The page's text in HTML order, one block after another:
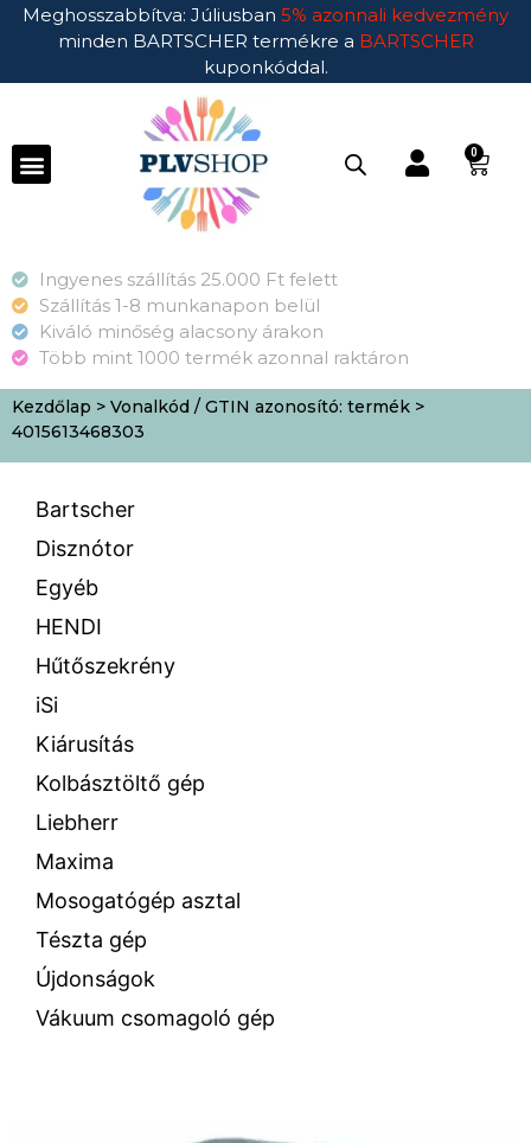
Meghosszabbítva: Júliusban 5% azonnali kedvezmény
minden BARTSCHER termékre a BARTSCHER
kuponkóddal.
0
Ingyenes szállítás 25.000 Ft felett
Szállítás 1-8 munkanapon belül
Kiváló minőség alacsony árakon
Több mint 1000 termék azonnal raktáron
Kezdőlap > Vonalkód / GTIN azonosító: termék >
4015613468303
Bartscher
Disznótor
Egyéb
HENDI
Hűtőszekrény
iSi
Kiárusítás
Kolbásztöltő gép
Liebherr
Maxima
Mosogatógép asztal
Tészta gép
Újdonságok
Vákuum csomagoló gép